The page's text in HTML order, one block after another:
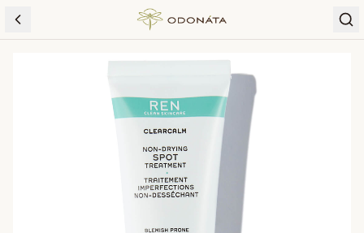
Skip to content